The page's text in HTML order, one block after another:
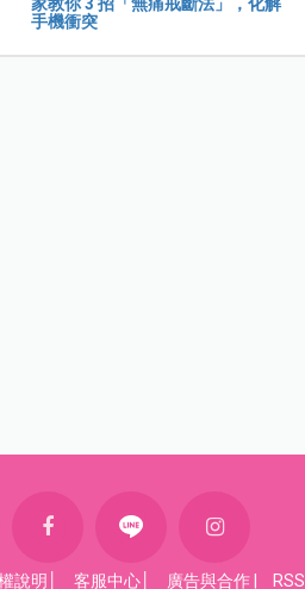
家教你 3 招「無痛戒斷法」，化解
手機衝突
說明 客服中心 廣告與合作 RSS